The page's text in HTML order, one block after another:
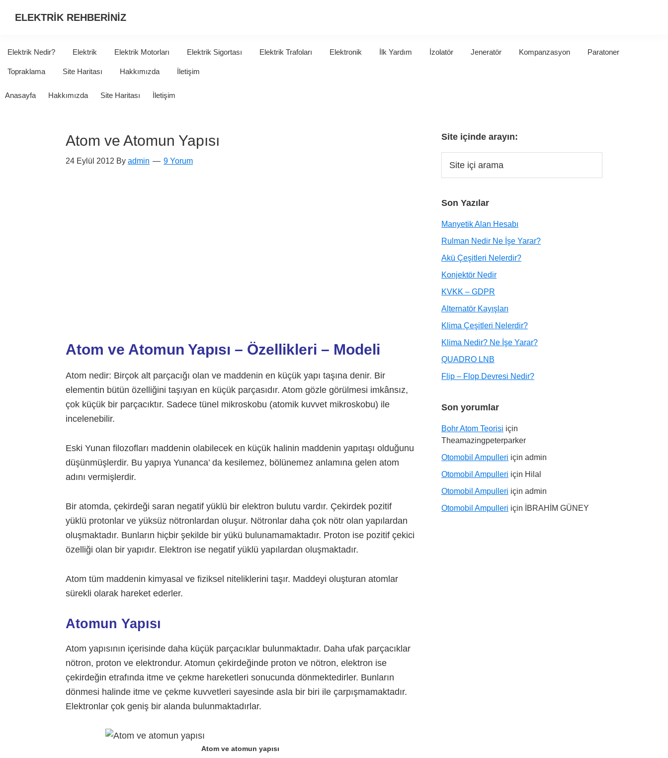
ELEKTRİK REHBERİNİZ
HER
Elektrik Nedir? Elektrik Elektrik Motorları Elektrik Sigortası Elektrik Trafoları Elektronik İlk Yardım İzolatör Jeneratör Kompanzasyon Paratoner
Topraklama Site Haritası Hakkımızda İletişim
Anasayfa Hakkımızda Site Haritası İletişim
Atom ve Atomun Yapısı
24 Eylül 2012 By admin 9 Yorum
Atom ve Atomun Yapısı – Özellikleri – Modeli
Atom nedir: Birçok alt parçacığı olan ve maddenin en küçük yapı taşına denir. Bir
elementin bütün özelliğini taşıyan en küçük parçasıdır. Atom gözle görülmesi imkânsız,
çok küçük bir parçacıktır. Sadece tünel mikroskobu (atomik kuvvet mikroskobu) ile
incelenebilir.
Eski Yunan filozofları maddenin olabilecek en küçük halinin maddenin yapıtaşı olduğunu
düşünmüşlerdir. Bu yapıya Yunanca’ da kesilemez, bölünemez anlamına gelen atom
adını vermişlerdir.
Bir atomda, çekirdeği saran negatif yüklü bir elektron bulutu vardır. Çekirdek pozitif
yüklü protonlar ve yüksüz nötronlardan oluşur. Nötronlar daha çok nötr olan yapılardan
oluşmaktadır. Bunların hiçbir şekilde bir yükü bulunamamaktadır. Proton ise pozitif çekici
özelliği olan bir yapıdır. Elektron ise negatif yüklü yapılardan oluşmaktadır.
Atom tüm maddenin kimyasal ve fiziksel niteliklerini taşır. Maddeyi oluşturan atomlar
sürekli olarak hareket ederler.
Atomun Yapısı
Atom yapısının içerisinde daha küçük parçacıklar bulunmaktadır. Daha ufak parçacıklar
nötron, proton ve elektrondur. Atomun çekirdeğinde proton ve nötron, elektron ise
çekirdeğin etrafında itme ve çekme hareketleri sonucunda dönmektedirler. Bunların
dönmesi halinde itme ve çekme kuvvetleri sayesinde asla bir biri ile çarpışmamaktadır.
Elektronlar çok geniş bir alanda bulunmaktadırlar.
Atom ve atomun yapısı
Site içinde arayın:
Son Yazılar
Manyetik Alan Hesabı
Rulman Nedir Ne İşe Yarar?
Akü Çeşitleri Nelerdir?
Konjektör Nedir
KVKK – GDPR
Alternatör Kayışları
Klima Çeşitleri Nelerdir?
Klima Nedir? Ne İşe Yarar?
QUADRO LNB
Flip – Flop Devresi Nedir?
Son yorumlar
Bohr Atom Teorisi için
Theamazingpeterparker
Otomobil Ampulleri için admin
Otomobil Ampulleri için Hilal
Otomobil Ampulleri için admin
Otomobil Ampulleri için İBRAHİM GÜNEY